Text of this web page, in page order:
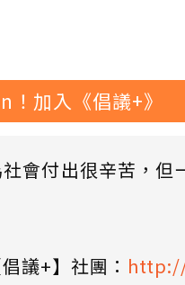
加入《倡議+》
社會付出很辛苦，
議+】社團：